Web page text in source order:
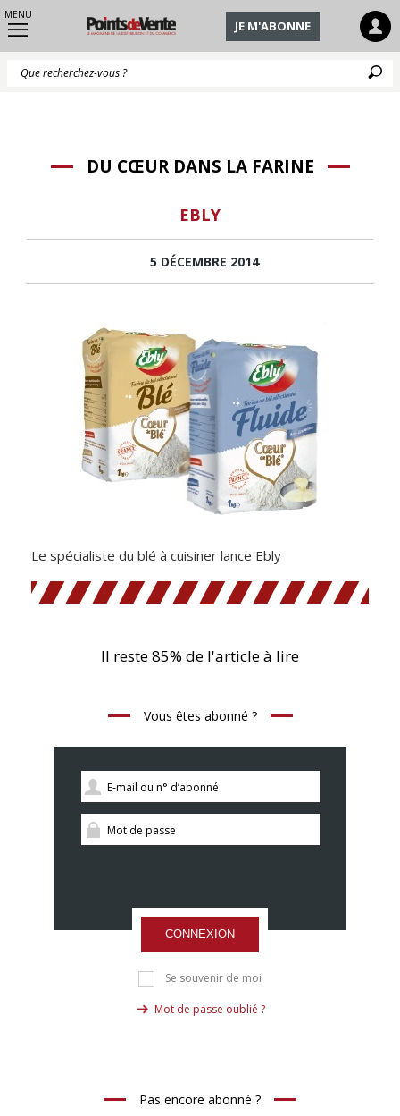
MENU
JE M'ABONNE
DU CŒUR DANS LA FARINE
EBLY
5 DÉCEMBRE 2014
Le spécialiste du blé à cuisiner lance Ebly
Il reste 85% de l'article à lire
Vous êtes abonné ?
CONNEXION
Se souvenir de moi
Mot de passe oublié ?
Pas encore abonné ?